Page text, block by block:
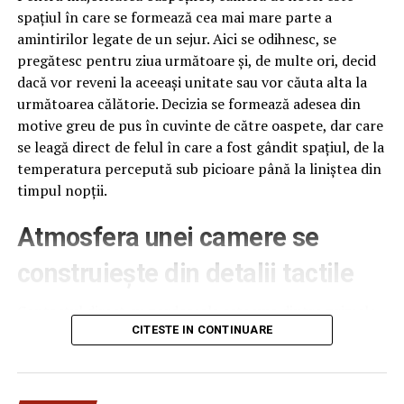
spațiul în care se formează cea mai mare parte a
amintirilor legate de un sejur. Aici se odihnesc, se
pregătesc pentru ziua următoare și, de multe ori, decid
dacă vor reveni la aceeași unitate sau vor căuta alta la
următoarea călătorie. Decizia se formează adesea din
motive greu de pus în cuvinte de către oaspete, dar care
se leagă direct de felul în care a fost gândit spațiul, de la
temperatura percepută sub picioare până la liniștea din
timpul nopții.
Atmosfera unei camere se
construiește din detalii tactile
Contactul direct cu pardoseala este una dintre primele
senzații fizice pe care le are un oaspete atunci când
pe drum, seara târziu. Textura și moliciunea potrivite,
oferite democheta hotel
CITESTE IN CONTINUARE